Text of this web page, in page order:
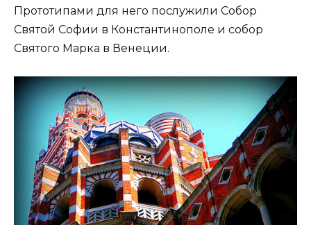
Прототипами для него послужили Собор
Святой Софии в Константинополе и собор
Святого Марка в Венеции.